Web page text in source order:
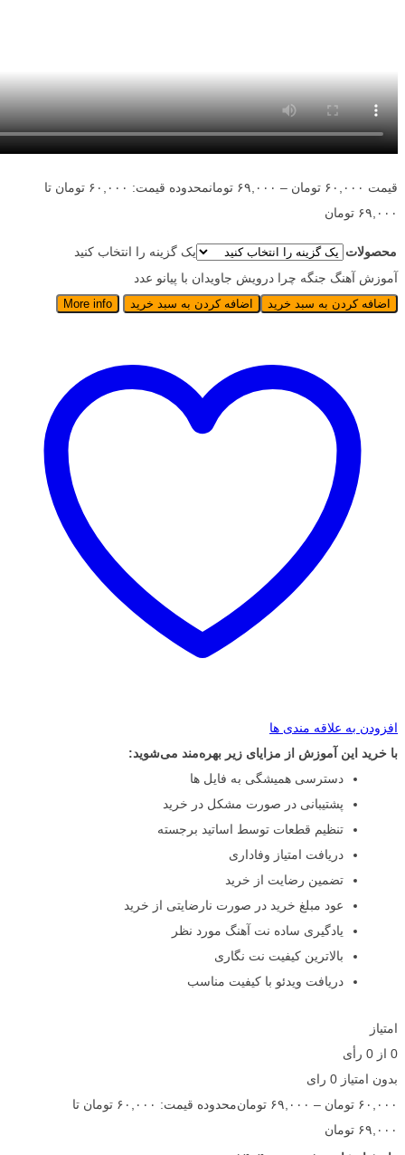
قیمت ۶۰,۰۰۰ تومان – ۶۹,۰۰۰ تومان
محدوده قیمت: ۶۰,۰۰۰ تومان تا
۶۹,۰۰۰ تومان
محصولات
یک گزینه را انتخاب کنید
آموزش آهنگ جنگه چرا درویش جاویدان با پیانو عدد
اضافه کردن به سبد خرید اضافه کردن به سبد خرید More info
افزودن به علاقه مندی ها
با خرید این آموزش از مزایای زیر بهره‌مند می‌شوید:
دسترسی همیشگی به فایل ها
پشتیبانی در صورت مشکل در خرید
تنظیم قطعات توسط اساتید برجسته
دریافت امتیاز وفاداری
تضمین رضایت از خرید
عود مبلغ خرید در صورت نارضایتی از خرید
یادگیری ساده نت آهنگ مورد نظر
بالاترین کیفیت نت نگاری
دریافت ویدئو با کیفیت مناسب
امتیاز
0 از 0 رأی
بدون امتیاز 0 رای
۶۰,۰۰۰ تومان – ۶۹,۰۰۰ تومان
محدوده قیمت: ۶۰,۰۰۰ تومان تا
۶۹,۰۰۰ تومان